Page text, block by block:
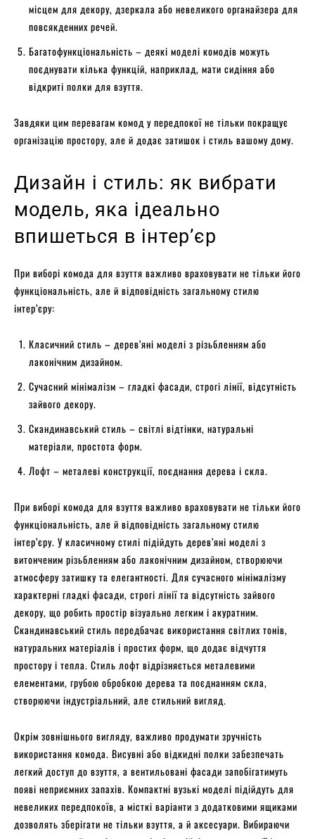
місцем для декору, дзеркала або невеликого органайзера для
повсякденних речей.
Багатофункціональність – деякі моделі комодів можуть
поєднувати кілька функцій, наприклад, мати сидіння або
відкриті полки для взуття.
Завдяки цим перевагам комод у передпокої не тільки покращує
організацію простору, але й додає затишок і стиль вашому дому.
Дизайн і стиль: як вибрати
модель, яка ідеально
впишеться в інтер’єр
При виборі комода для взуття важливо враховувати не тільки його
функціональність, але й відповідність загальному стилю
інтер’єру:
Класичний стиль – дерев’яні моделі з різьбленням або
лаконічним дизайном.
Сучасний мінімалізм – гладкі фасади, строгі лінії, відсутність
зайвого декору.
Скандинавський стиль – світлі відтінки, натуральні
матеріали, простота форм.
Лофт – металеві конструкції, поєднання дерева і скла.
При виборі комода для взуття важливо враховувати не тільки його
функціональність, але й відповідність загальному стилю
інтер’єру. У класичному стилі підійдуть дерев’яні моделі з
витонченим різьбленням або лаконічним дизайном, створюючи
атмосферу затишку та елегантності. Для сучасного мінімалізму
характерні гладкі фасади, строгі лінії та відсутність зайвого
декору, що робить простір візуально легким і акуратним.
Скандинавський стиль передбачає використання світлих тонів,
натуральних матеріалів і простих форм, що додає відчуття
простору і тепла. Стиль лофт відрізняється металевими
елементами, грубою обробкою дерева та поєднанням скла,
створюючи індустріальний, але стильний вигляд.
Окрім зовнішнього вигляду, важливо продумати зручність
використання комода. Висувні або відкидні полки забезпечать
легкий доступ до взуття, а вентильовані фасади запобігатимуть
появі неприємних запахів. Компактні вузькі моделі підійдуть для
невеликих передпокоїв, а місткі варіанти з додатковими ящиками
дозволять зберігати не тільки взуття, а й аксесуари. Вибираючи